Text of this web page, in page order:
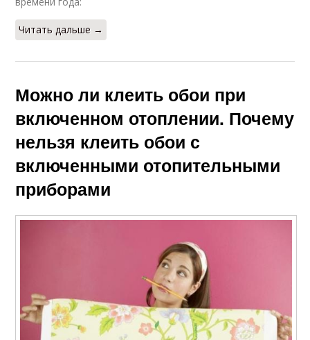
Читать дальше →
Можно ли клеить обои при
включенном отоплении. Почему
нельзя клеить обои с
включенными отопительными
приборами